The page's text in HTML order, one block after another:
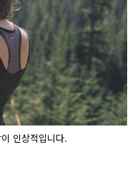
인상적입니다.